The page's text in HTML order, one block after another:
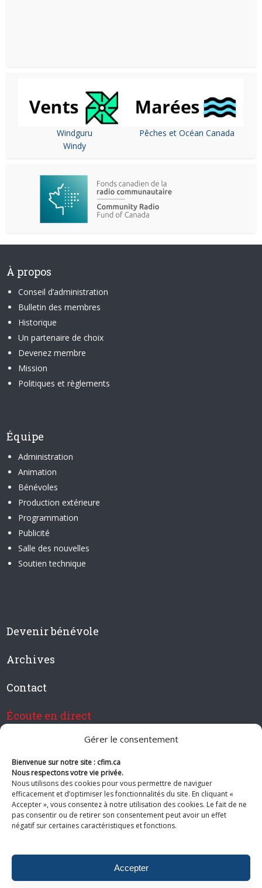
Gérer le consentement
Bienvenue sur notre site : cfim.ca
Nous respectons votre vie privée.
Nous utilisons des cookies pour vous permettre de naviguer
efficacement et d’optimiser les fonctionnalités du site. En cliquant «
Accepter », vous consentez à notre utilisation des cookies. Le fait de ne
pas consentir ou de retirer son consentement peut avoir un effet
négatif sur certaines caractéristiques et fonctions.
Accepter
Windguru
Windy
Pêches et Océan Canada
À propos
Conseil d’administration
Bulletin des membres
Historique
Un partenaire de choix
Devenez membre
Mission
Politiques et règlements
Équipe
Administration
Animation
Bénévoles
Production extérieure
Programmation
Publicité
Salle des nouvelles
Soutien technique
Devenir bénévole
Archives
Contact
Écoute en direct
Devenir membre de CFIM
Suivez-nous